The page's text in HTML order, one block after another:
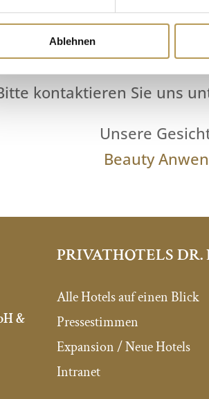
Ablehnen
Buchen Sie jetzt Ihre
kontaktieren Sie uns
Unsere
Beauty
&
PRIVATHOTELS DR.
Alle Hotels auf einen Blick
Pressestimmen
Expansion / Neue Hotels
Intranet